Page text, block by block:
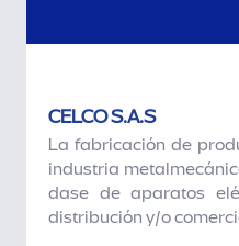
CELCO S.A.S
La fabricación de
industria
dase de aparatos
distribución y/o